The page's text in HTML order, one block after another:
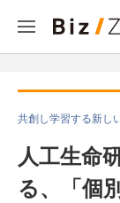
共創し学習する新し
人工生命
る、「個